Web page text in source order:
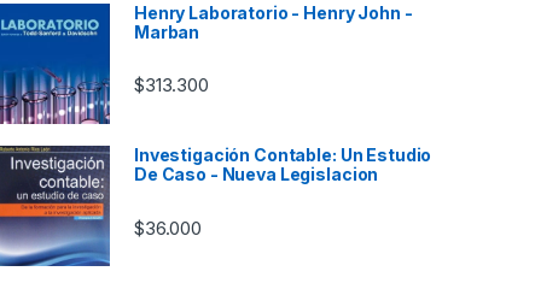
Henry Laboratorio - Henry John -
Marban
$313.300
Investigación Contable: Un Estudio
De Caso - Nueva Legislacion
$36.000